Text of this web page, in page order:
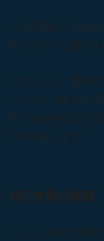
この日以降、
術サポートが提供
これにより、脆弱
ィリスクを抱える
問い合わせ対応も
恐れがあります。
移行作業の課題
こうした状況に対